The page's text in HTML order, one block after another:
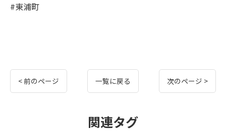
#東浦町
< 前のページ 一覧に戻る 次のページ >
関連タグ